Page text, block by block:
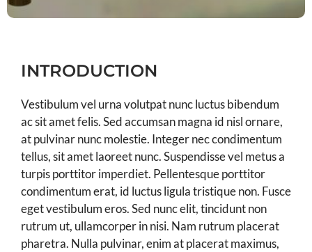
INTRODUCTION
Vestibulum vel urna volutpat nunc luctus bibendum
ac sit amet felis. Sed accumsan magna id nisl ornare,
at pulvinar nunc molestie. Integer nec condimentum
tellus, sit amet laoreet nunc. Suspendisse vel metus a
turpis porttitor imperdiet. Pellentesque porttitor
condimentum erat, id luctus ligula tristique non. Fusce
eget vestibulum eros. Sed nunc elit, tincidunt non
rutrum ut, ullamcorper in nisi. Nam rutrum placerat
pharetra. Nulla pulvinar, enim at placerat maximus,